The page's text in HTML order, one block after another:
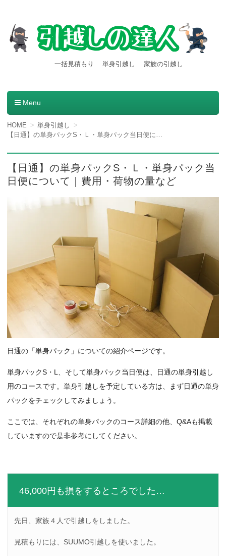
【引越しの達人】東京都内発
引越し料金一括見積もりサービスを利用すると引越し料金
一括見積もり 単身引越し 家族の引越し
Menu
コンテンツへ移動
HOME
単身引越し
【日通】の単身パックS・Ｌ・単身パック当日便について｜費用・荷物の量など
【日通】の単身パックS・Ｌ・単身パック当
日便について｜費用・荷物の量など
日通の「単身パック」についての紹介ページです。
単身パックS・L、そして単身パック当日便は、日通の単身引越し
用のコースです。単身引越しを予定している方は、まず日通の単身
パックをチェックしてみましょう。
ここでは、それぞれの単身パックのコース詳細の他、Q&Aも掲載
していますので是非参考にしてください。
46,000円も損をするところでした…
先日、家族４人で引越しをしました。
見積もりには、SUUMO引越しを使いました。